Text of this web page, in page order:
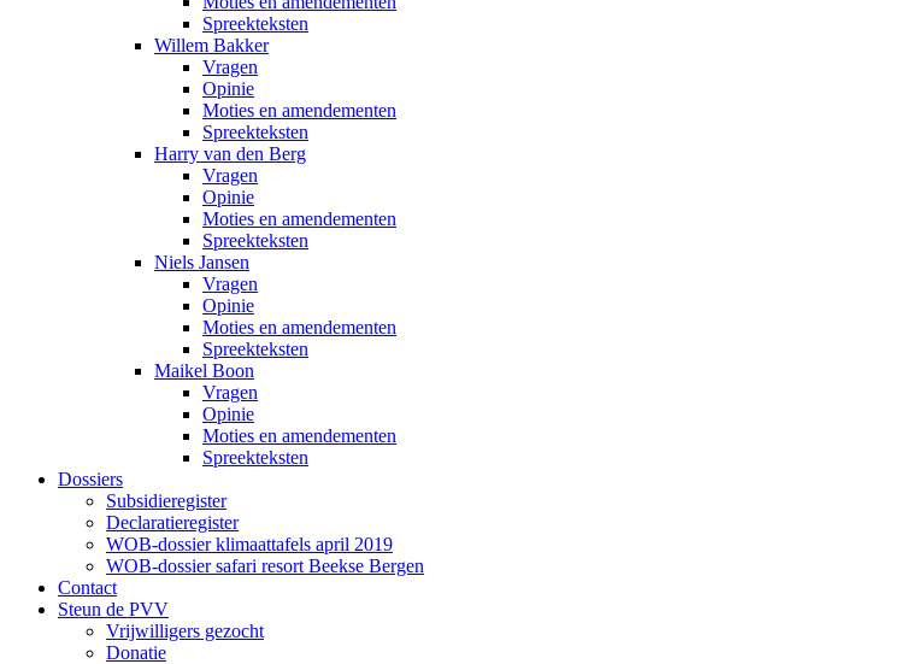
Spreekteksten
Willem Bakker
Vragen
Opinie
Moties en amendementen
Spreekteksten
Harry van den Berg
Vragen
Opinie
Moties en amendementen
Spreekteksten
Niels Jansen
Vragen
Opinie
Moties en amendementen
Spreekteksten
Maikel Boon
Vragen
Opinie
Moties en amendementen
Spreekteksten
Dossiers
Subsidieregister
Declaratieregister
WOB-dossier klimaattafels april 2019
WOB-dossier safari resort Beekse Bergen
Contact
Steun de PVV
Vrijwilligers gezocht
Donatie